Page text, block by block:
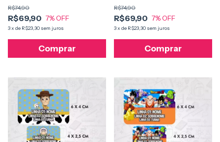
R$69,90
R$74,90
7% OFF
3x de R$23,30 sem juros
Comprar
R$69,90
R$74,90
7% OFF
3x de R$23,30 sem juros
Comprar